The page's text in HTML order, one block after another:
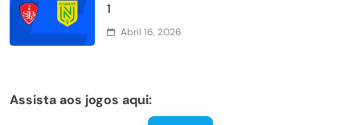
1
Abril 16, 2026
Assista aos jogos aqui: